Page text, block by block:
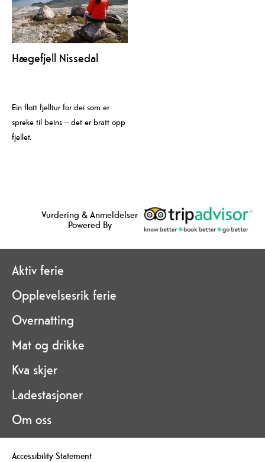
Hægefjell Nissedal
Ein flott fjelltur for dei som er
spreke til beins – det er bratt opp
fjellet.
Vurdering & Anmeldelser
Powered By
Aktiv ferie
Opplevelsesrik ferie
Overnatting
Mat og drikke
Kva skjer
Ladestasjoner
Om oss
Accessibility Statement